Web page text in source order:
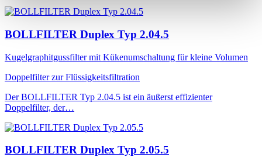
BOLLFILTER Duplex Typ 2.04.5
Kugelgraphitgussfilter mit Kükenumschaltung für kleine Volumen
Doppelfilter zur Flüssigkeitsfiltration
Der BOLLFILTER Typ 2.04.5 ist ein äußerst effizienter
Doppelfilter, der…
BOLLFILTER Duplex Typ 2.05.5